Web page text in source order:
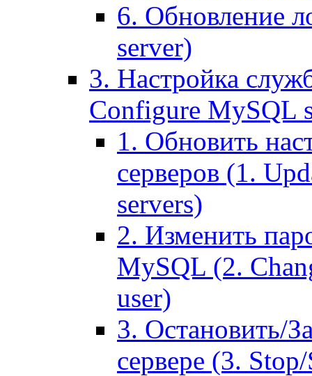
6. Обновление
server)
3. Настройка
Configure MySQL
1. Обновить
серверов (1.
servers)
2. Изменить
MySQL (2.
user)
3. Остановить/
сервере (3.